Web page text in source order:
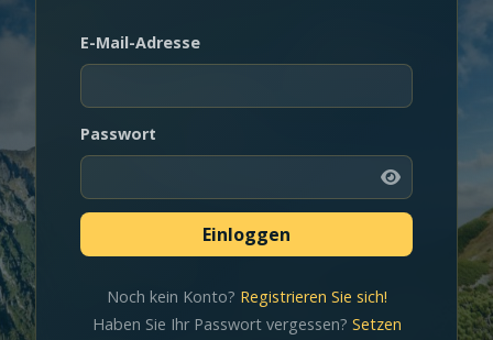
E-Mail-Adresse
Passwort
Noch kein Konto? Registrieren Sie sich!
Haben Sie Ihr Passwort vergessen? Setzen